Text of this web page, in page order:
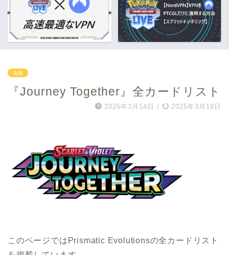
攻略
『Journey Together』全カードリスト
2025年3月14日 / 2025年3月19日
このページではPrismatic Evolutionsの全カードリスト